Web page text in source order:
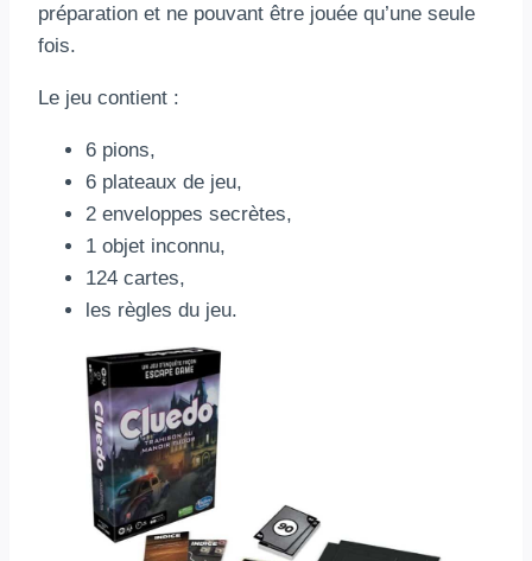
préparation et ne pouvant être jouée qu’une seule
fois.
Le jeu contient :
6 pions,
6 plateaux de jeu,
2 enveloppes secrètes,
1 objet inconnu,
124 cartes,
les règles du jeu.